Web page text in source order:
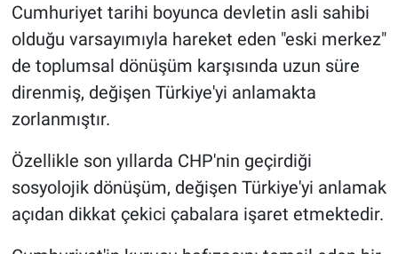
Cumhuriyet tarihi boyunca devletin asli sahibi
olduğu varsayımıyla hareket eden "eski merkez"
de toplumsal dönüşüm karşısında uzun süre
direnmiş, değişen Türkiye'yi anlamakta
zorlanmıştır.
Özellikle son yıllarda CHP'nin geçirdiği
sosyolojik dönüşüm, değişen Türkiye'yi anlamak
açıdan dikkat çekici çabalara işaret etmektedir.